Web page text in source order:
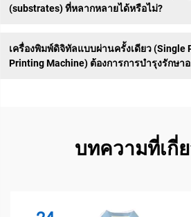
(substrates) ที่หลากหลายได้หรือไม่?
เครื่องพิมพ์ดิจิทัลแบบผ่านครั้งเดียว (Single
Printing Machine) ต้องการการบำรุงรักษาอ
บทความที่เกี่